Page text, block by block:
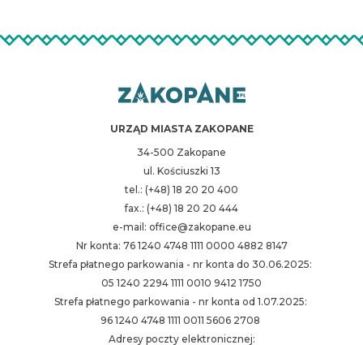
URZĄD MIASTA ZAKOPANE
34-500 Zakopane
ul. Kościuszki 13
tel.: (+48) 18 20 20 400
fax.: (+48) 18 20 20 444
e-mail: office@zakopane.eu
Nr konta: 76 1240 4748 1111 0000 4882 8147
Strefa płatnego parkowania - nr konta do 30.06.2025:
05 1240 2294 1111 0010 9412 1750
Strefa płatnego parkowania - nr konta od 1.07.2025:
96 1240 4748 1111 0011 5606 2708
Adresy poczty elektronicznej: